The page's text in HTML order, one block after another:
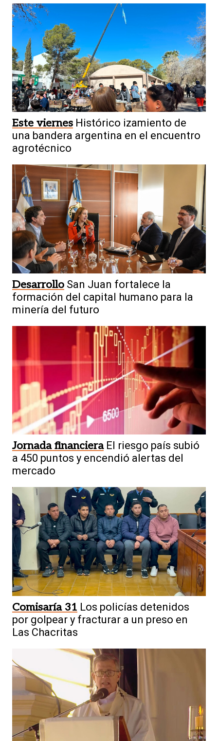
Este viernes Histórico izamiento de
una bandera argentina en el encuentro
agrotécnico
Desarrollo San Juan fortalece la
formación del capital humano para la
minería del futuro
Jornada financiera El riesgo país subió
a 450 puntos y encendió alertas del
mercado
Comisaría 31 Los policías detenidos
por golpear y fracturar a un preso en
Las Chacritas